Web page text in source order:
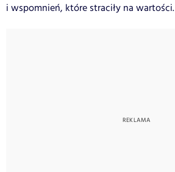
i wspomnień, które straciły na wartości.